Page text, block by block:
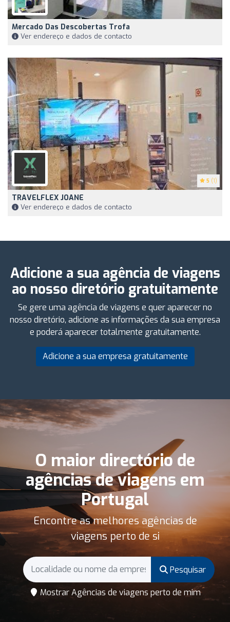
Mercado Das Descobertas Trofa
Ver endereço e dados de contacto
5 (1)
TRAVELFLEX JOANE
Ver endereço e dados de contacto
Adicione a sua agência de viagens
ao nosso diretório gratuitamente
Se gere uma agência de viagens e quer aparecer no
nosso diretório, adicione as informações da sua empresa
e poderá aparecer totalmente gratuitamente.
Adicione a sua empresa gratuitamente
O maior directório de
agências de viagens em
Portugal
Encontre as melhores agências de
viagens perto de si
Pesquisar
Mostrar Agências de viagens perto de mim